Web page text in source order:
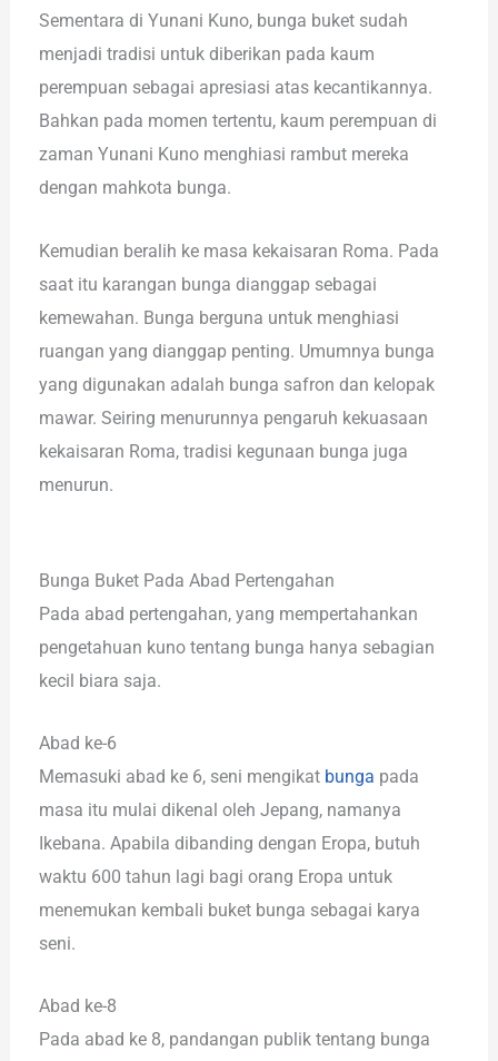
Sementara di Yunani Kuno, bunga buket sudah
menjadi tradisi untuk diberikan pada kaum
perempuan sebagai apresiasi atas kecantikannya.
Bahkan pada momen tertentu, kaum perempuan di
zaman Yunani Kuno menghiasi rambut mereka
dengan mahkota bunga.
Kemudian beralih ke masa kekaisaran Roma. Pada
saat itu karangan bunga dianggap sebagai
kemewahan. Bunga berguna untuk menghiasi
ruangan yang dianggap penting. Umumnya bunga
yang digunakan adalah bunga safron dan kelopak
mawar. Seiring menurunnya pengaruh kekuasaan
kekaisaran Roma, tradisi kegunaan bunga juga
menurun.
Bunga Buket Pada Abad Pertengahan
Pada abad pertengahan, yang mempertahankan
pengetahuan kuno tentang bunga hanya sebagian
kecil biara saja.
Abad ke-6
Memasuki abad ke 6, seni mengikat bunga pada
masa itu mulai dikenal oleh Jepang, namanya
Ikebana. Apabila dibanding dengan Eropa, butuh
waktu 600 tahun lagi bagi orang Eropa untuk
menemukan kembali buket bunga sebagai karya
seni.
Abad ke-8
Pada abad ke 8, pandangan publik tentang bunga